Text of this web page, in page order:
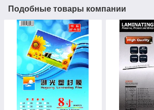
Подобные товары компании